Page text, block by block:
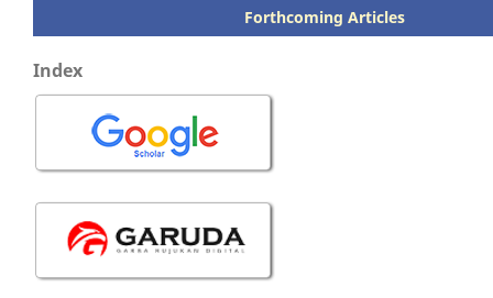
Forthcoming Articles
Index